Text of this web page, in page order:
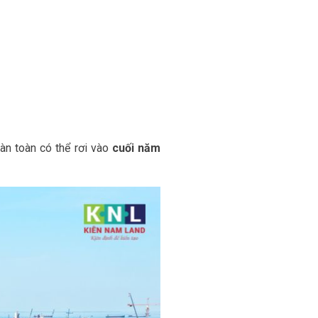
toàn có thể rơi vào cuối năm